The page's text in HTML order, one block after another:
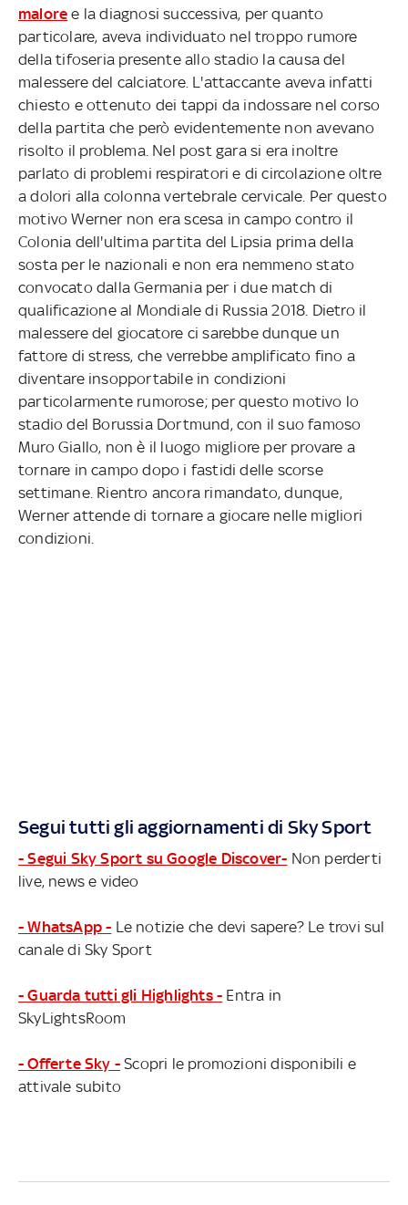
malore e la diagnosi successiva, per quanto
particolare, aveva individuato nel troppo rumore
della tifoseria presente allo stadio la causa del
malessere del calciatore. L'attaccante aveva infatti
chiesto e ottenuto dei tappi da indossare nel corso
della partita che però evidentemente non avevano
risolto il problema. Nel post gara si era inoltre
parlato di problemi respiratori e di circolazione oltre
a dolori alla colonna vertebrale cervicale. Per questo
motivo Werner non era scesa in campo contro il
Colonia dell'ultima partita del Lipsia prima della
sosta per le nazionali e non era nemmeno stato
convocato dalla Germania per i due match di
qualificazione al Mondiale di Russia 2018. Dietro il
malessere del giocatore ci sarebbe dunque un
fattore di stress, che verrebbe amplificato fino a
diventare insopportabile in condizioni
particolarmente rumorose; per questo motivo lo
stadio del Borussia Dortmund, con il suo famoso
Muro Giallo, non è il luogo migliore per provare a
tornare in campo dopo i fastidi delle scorse
settimane. Rientro ancora rimandato, dunque,
Werner attende di tornare a giocare nelle migliori
condizioni.
Segui tutti gli aggiornamenti di Sky Sport
- Segui Sky Sport su Google Discover- Non perderti
live, news e video
- WhatsApp - Le notizie che devi sapere? Le trovi sul
canale di Sky Sport
- Guarda tutti gli Highlights - Entra in
SkyLightsRoom
- Offerte Sky - Scopri le promozioni disponibili e
attivale subito